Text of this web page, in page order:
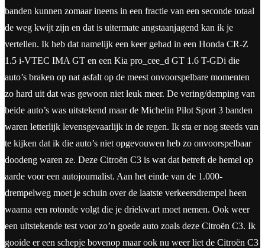
banden kunnen zomaar ineens in een fractie van een seconde totaal
de weg kwijt zijn en dat is uitermate angstaanjagend kan ik je
vertellen. Ik heb dat namelijk een keer gehad in een Honda CR-Z
1.5 i-VTEC IMA GT en een Kia pro_cee_d GT 1.6 T-GDi die
auto’s braken op nat asfalt op de meest onvoorspelbare momenten
zo hard uit dat was gewoon niet leuk meer. De vering/demping van
beide auto’s was uitstekend maar de Michelin Pilot Sport 3 banden
waren letterlijk levensgevaarlijk in de regen. Ik sta er nog steeds van
te kijken dat ik die auto’s niet opgevouwen heb zo onvoorspelbaar
doodeng waren ze. Deze Citroën C3 is wat dat betreft de hemel op
aarde voor een autojournalist. Aan het einde van de 1.000-
drempelweg moet je schuin over de laatste verkeersdrempel heen
waarna een rotonde volgt die je driekwart moet nemen. Ook weer
een uitstekende test voor zo’n goede auto zoals deze Citroën C3. Ik
gooide er een schepje bovenop maar ook nu weer liet de Citroën C3